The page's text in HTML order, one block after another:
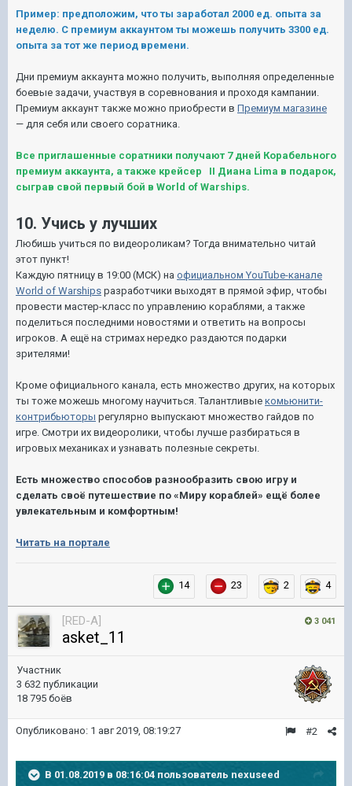
Пример: предположим, что ты заработал 2000 ед. опыта за
неделю. С премиум аккаунтом ты можешь получить 3300 ед.
опыта за тот же период времени.
Дни премиум аккаунта можно получить, выполняя определенные
боевые задачи, участвуя в соревнования и проходя кампании.
Премиум аккаунт также можно приобрести в Премиум магазине
— для себя или своего соратника.
Все приглашенные соратники получают 7 дней Корабельного
премиум аккаунта, а также крейсер II Диана Lima в подарок,
сыграв свой первый бой в World of Warships.
10. Учись у лучших
Любишь учиться по видеороликам? Тогда внимательно читай
этот пункт!
Каждую пятницу в 19:00 (МСК) на официальном YouTube-канале
World of Warships разработчики выходят в прямой эфир, чтобы
провести мастер-класс по управлению кораблями, а также
поделиться последними новостями и ответить на вопросы
игроков. А ещё на стримах нередко раздаются подарки
зрителями!
Кроме официального канала, есть множество других, на которых
ты тоже можешь многому научиться. Талантливые комьюнити-
контрибьюторы регулярно выпускают множество гайдов по
игре. Смотри их видеоролики, чтобы лучше разбираться в
игровых механиках и узнавать полезные секреты.
Есть множество способов разнообразить свою игру и
сделать своё путешествие по «Миру кораблей» ещё более
увлекательным и комфортным!
Читать на портале
14 23 2 4
3 041
[RED-A]
asket_11
Участник
3 632 публикации
18 795 боёв
#2
Опубликовано: 1 авг 2019, 08:19:27
В 01.08.2019 в 08:16:04 пользователь nexuseed